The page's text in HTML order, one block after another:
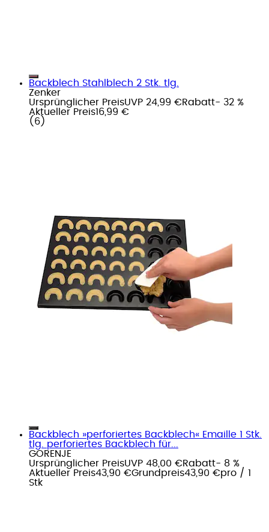
Backblech Stahlblech 2 Stk. tlg.
Zenker
Ursprünglicher PreisUVP 24,99 €Rabatt- 32 %
Aktueller Preis16,99 €
( 6 )
Backblech »perforiertes Backblech« Emaille 1 Stk.
tlg. perforiertes Backblech für...
GORENJE
Ursprünglicher PreisUVP 48,00 €Rabatt- 8 %
Aktueller Preis43,90 €Grundpreis43,90 €pro / 1
Stk